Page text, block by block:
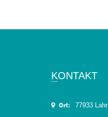
KONTAKT
Ort: 77933 Lahr